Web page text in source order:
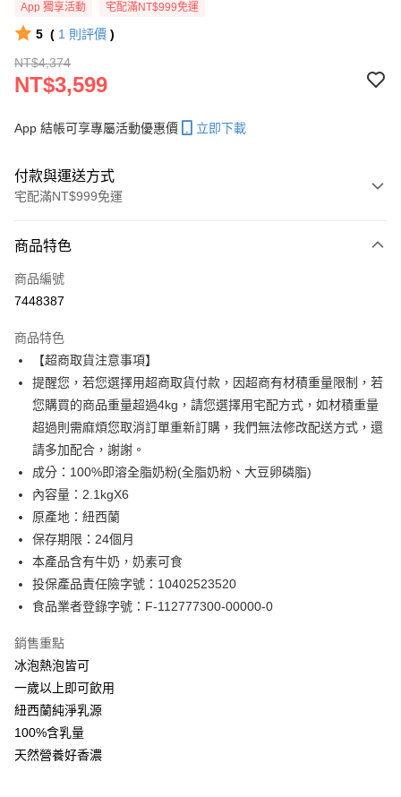
App 獨享活動 宅配滿NT$999免運
5 ( 1 則評價 )
NT$4,374
NT$3,599
App 結帳可享專屬活動優惠價 立即下載
付款與運送方式
宅配滿NT$999免運
信用卡一次付款
LINE Pay
街口支付
悠遊付
Google Pay
AFTEE先享後付
相關說明
【關於「AFTEE先享後付」】
AFTEE先享後付是「在收到商品之後才付款」的支付方式。 讓您購物簡單
１．簡單：不需註冊會員、不需綁卡、不需儲值。
２．便利：只要手機號碼，簡訊認證，即可結帳。
３．安心：先確認商品／服務後，再付款。
【「AFTEE先享後付」結帳流程】
結帳頁面，進行簡訊認證並確認金額後，即可完成結帳。
２．訂單成立數日內，您將收到繳費通知簡訊。
３．收到繳費通知簡訊後14天內，點擊此簡訊中的連結，可透過四大超商／
ATM／網路銀行／等多元方式進行付款，方視為交易完成。
※ 請注意：結帳手續完成當下不需立刻繳費，但若您需要取消訂單，請聯絡
後付繳納相關費用。
※ 交易是否成功請以「AFTEE先享後付 」之結帳頁面顯示為準，若有關於
ATM付款
運送方式
宅配(台灣)
每筆NT$100，滿NT$999(含以上)免運費
商品特色
商品編號
7448387
商品特色
【超商取貨注意事項】
提醒您，若您選擇用超商取貨付款，因超商有材積重量限制，若
您購買的商品重量超過4kg，請您選擇用宅配方式，如材積重量
超過則需麻煩您取消訂單重新訂購，我們無法修改配送方式，還
請多加配合，謝謝。
成分：100%即溶全脂奶粉(全脂奶粉、大豆卵磷脂)
內容量：2.1kgX6
原產地：紐西蘭
保存期限：24個月
本產品含有牛奶，奶素可食
投保產品責任險字號：10402523520
食品業者登錄字號：F-112777300-00000-0
銷售重點
冰泡熱泡皆可
一歲以上即可飲用
紐西蘭純淨乳源
100%含乳量
天然營養好香濃